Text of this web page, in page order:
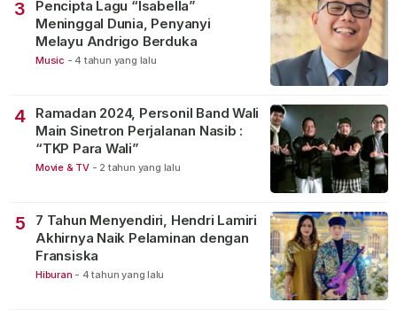
3
Pencipta Lagu “Isabella”
Meninggal Dunia, Penyanyi
Melayu Andrigo Berduka
Music - 4 tahun yang lalu
4
Ramadan 2024, Personil Band Wali
Main Sinetron Perjalanan Nasib :
“TKP Para Wali”
Movie & TV - 2 tahun yang lalu
5
7 Tahun Menyendiri, Hendri Lamiri
Akhirnya Naik Pelaminan dengan
Fransiska
Hiburan - 4 tahun yang lalu